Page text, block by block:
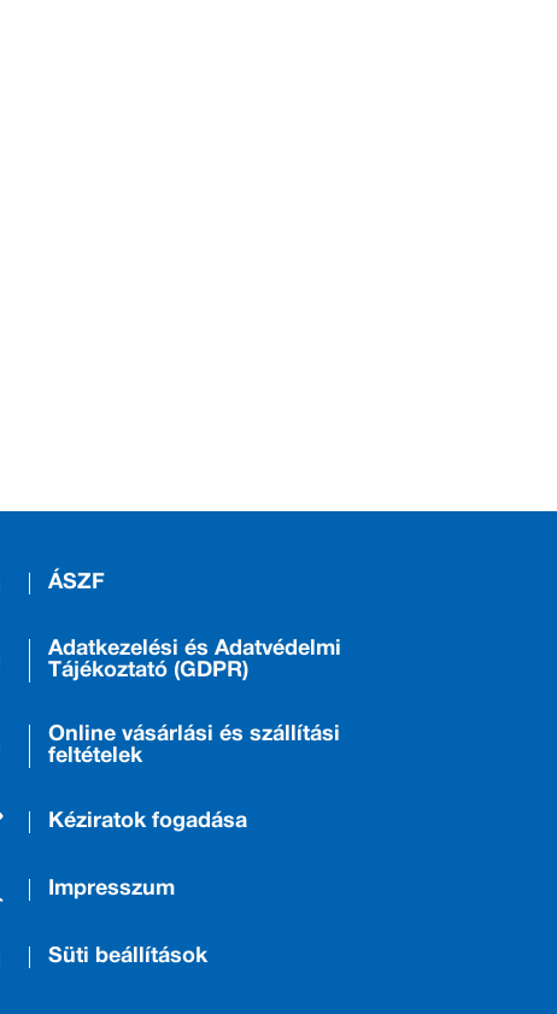
ÁSZF
Adatkezelési és Adatvédelmi
Tájékoztató (GDPR)
Online vásárlási és szállítási
feltételek
Kéziratok fogadása
Impresszum
Süti beállítások